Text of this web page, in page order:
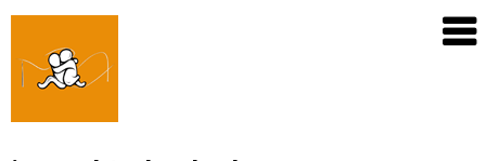
Skip
content